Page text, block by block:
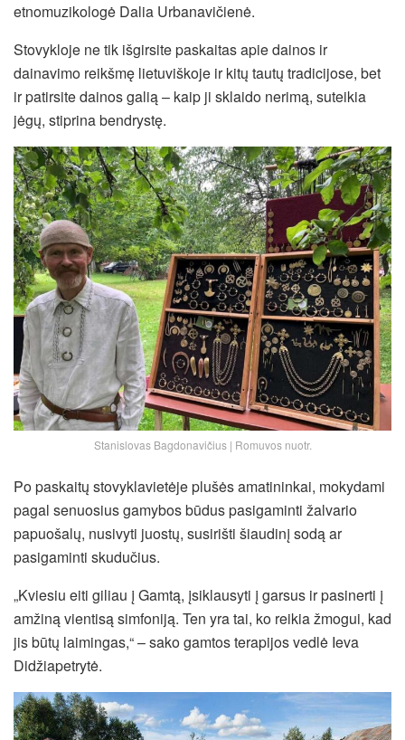
etnomuzikologė Dalia Urbanavičienė.
Stovykloje ne tik išgirsite paskaitas apie dainos ir
dainavimo reikšmę lietuviškoje ir kitų tautų tradicijose, bet
ir patirsite dainos galią – kaip ji sklaido nerimą, suteikia
jėgų, stiprina bendrystę.
Stanislovas Bagdonavičius | Romuvos nuotr.
Po paskaitų stovyklavietėje plušės amatininkai, mokydami
pagal senuosius gamybos būdus pasigaminti žalvario
papuošalų, nusivyti juostų, susirišti šiaudinį sodą ar
pasigaminti skudučius.
„Kviesiu eiti giliau į Gamtą, įsiklausyti į garsus ir pasinerti į
amžiną vientisą simfoniją. Ten yra tai, ko reikia žmogui, kad
jis būtų laimingas,“ – sako gamtos terapijos vedlė Ieva
Didžiapetrytė.